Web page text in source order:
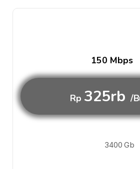
150 Mbps
Rp 325rb /
3400 Gb